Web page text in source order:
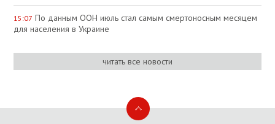
15:07 По данным ООН июль стал самым смертоносным месяцем
для населения в Украине
читать все новости